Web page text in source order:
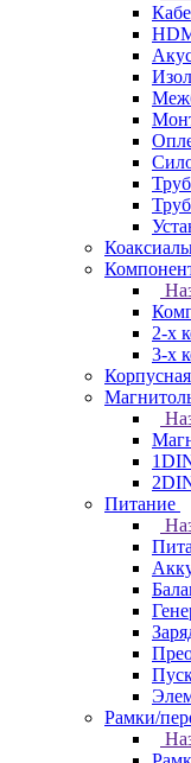
2-х
3-х
Питание
Рамки/